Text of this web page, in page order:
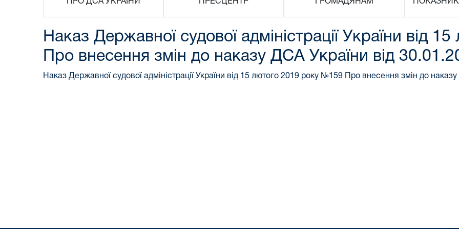
ПРО ДСА УКРАЇНИ ПРЕСЦЕНТР ГРОМАДЯНАМ
Наказ Державної судової адміністрації України від
Про внесення змін до наказу ДСА України від
Наказ Державної судової адміністрації України від 15 лютого 2019 року №159 Про внесення змін до